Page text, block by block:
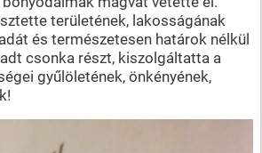
területének, lakosságának
és természetesen határok nélkül
csonka részt, kiszolgáltatta a
gyűlöletének, önkényének,